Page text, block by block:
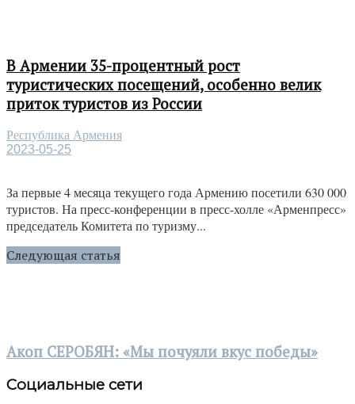
В Армении 35-процентный рост
туристических посещений, особенно велик
приток туристов из России
Республика Армения
2023-05-25
За первые 4 месяца текущего года Армению посетили 630 000
туристов. На пресс-конференции в пресс-холле «Арменпресс»
председатель Комитета по туризму...
Следующая статья
Акоп СЕРОБЯН: «Мы почуяли вкус победы»
Социальные сети